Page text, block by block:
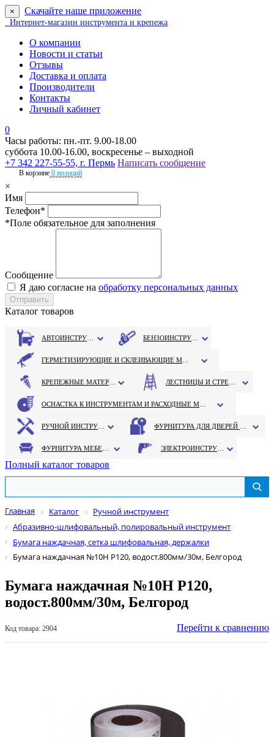
× Скачайте наше приложение
Интернет-магазин инструмента и крепежа
О компании
Новости и статьи
Отзывы
Доставка и оплата
Производители
Контакты
Личный кабинет
0
Часы работы: пн.-пт. 9.00-18.00
суббота 10.00-16.00, воскресенье – выходной
+7 342 227-55-55, г. Пермь Написать сообщение
В корзине 0 позиций
×
Имя
Телефон*
*Поле обязательное для заполнения
Сообщение
Я даю согласие на обработку персональных данных
Каталог товаров
Полный каталог товаров
Главная Каталог
Ручной инструмент
Абразивно-шлифовальный, полировальный инструмент
Бумага наждачная, сетка шлифовальная, держалки
Бумага наждачная №10Н Р120, водост.800мм/30м, Белгород
Бумага наждачная №10Н Р120,
водост.800мм/30м, Белгород
Код товара: 2904 Перейти к сравнению